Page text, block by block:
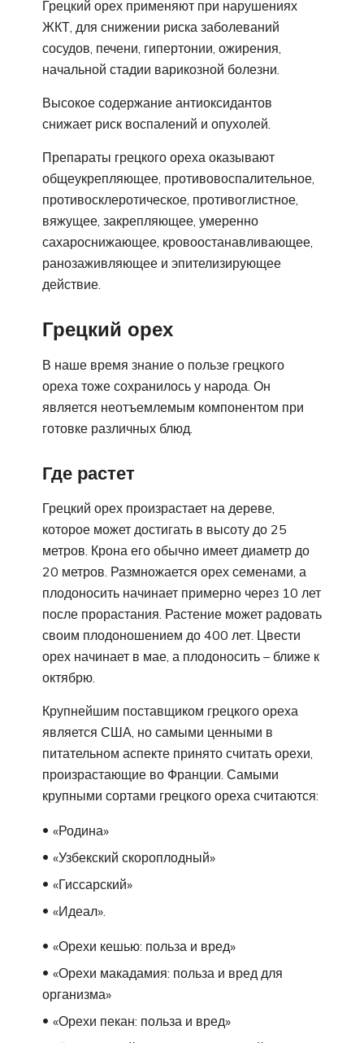
Грецкий орех применяют при нарушениях
ЖКТ, для снижении риска заболеваний
сосудов, печени, гипертонии, ожирения,
начальной стадии варикозной болезни.
Высокое содержание антиоксидантов
снижает риск воспалений и опухолей.
Препараты грецкого ореха оказывают
общеукрепляющее, противовоспалительное,
противосклеротическое, противоглистное,
вяжущее, закрепляющее, умеренно
сахароснижающее, кровоостанавливающее,
ранозаживляющее и эпителизирующее
действие.
Грецкий орех
В наше время знание о пользе грецкого
ореха тоже сохранилось у народа. Он
является неотъемлемым компонентом при
готовке различных блюд.
Где растет
Грецкий орех произрастает на дереве,
которое может достигать в высоту до 25
метров. Крона его обычно имеет диаметр до
20 метров. Размножается орех семенами, а
плодоносить начинает примерно через 10 лет
после прорастания. Растение может радовать
своим плодоношением до 400 лет. Цвести
орех начинает в мае, а плодоносить – ближе к
октябрю.
Крупнейшим поставщиком грецкого ореха
является США, но самыми ценными в
питательном аспекте принято считать орехи,
произрастающие во Франции. Самыми
крупными сортами грецкого ореха считаются:
«Родина»
«Узбекский скороплодный»
«Гиссарский»
«Идеал».
«Орехи кешью: польза и вред»
«Орехи макадамия: польза и вред для
организма»
«Орехи пекан: польза и вред»